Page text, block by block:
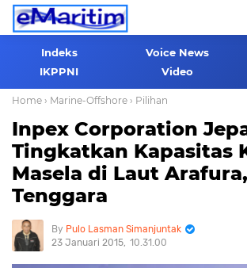
Indeks Voice News
IKPPNI
Video
Home › Marine-Offshore › Pilihan
Inpex Corporation
Tingkatkan Kapasitas
Masela di Laut
Tenggara
Pulo Lasman Simanjuntak
23 Januari 2015 10.31.00